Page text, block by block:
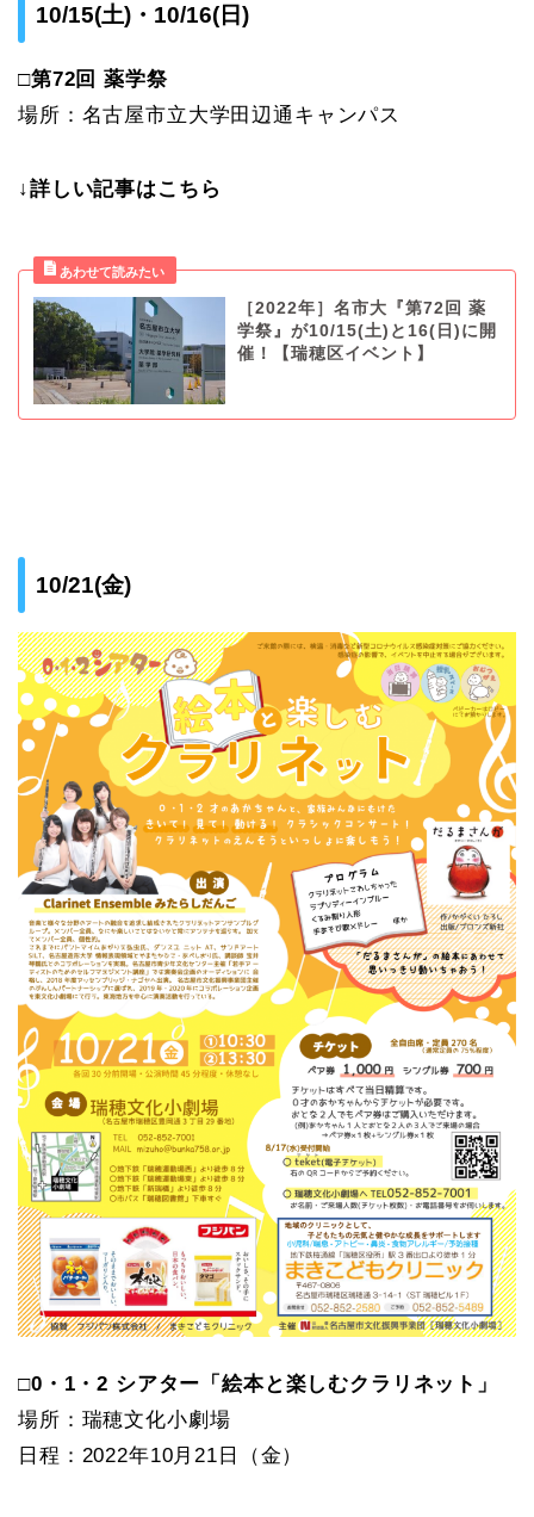
10/15(土)・10/16(日)
□第72回 薬学祭
場所：名古屋市立大学田辺通キャンパス
↓詳しい記事はこちら
［2022年］名市大『第72回 薬
学祭』が10/15(土)と16(日)に開
催！【瑞穂区イベント】
10/21(金)
□0・1・2 シアター「絵本と楽しむクラリネット」
場所：瑞穂文化小劇場
日程：2022年10月21日（金）